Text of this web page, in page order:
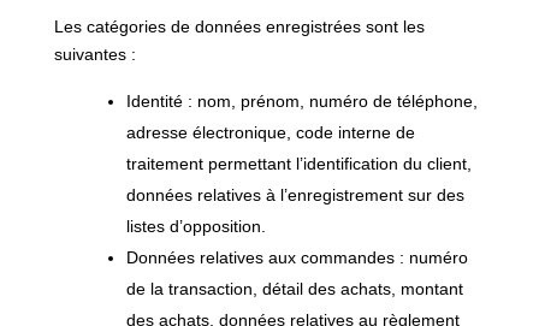
Les catégories de données enregistrées sont les
suivantes :
Identité : nom, prénom, numéro de téléphone,
adresse électronique, code interne de
traitement permettant l’identification du client,
données relatives à l’enregistrement sur des
listes d’opposition.
Données relatives aux commandes : numéro
de la transaction, détail des achats, montant
des achats, données relatives au règlement